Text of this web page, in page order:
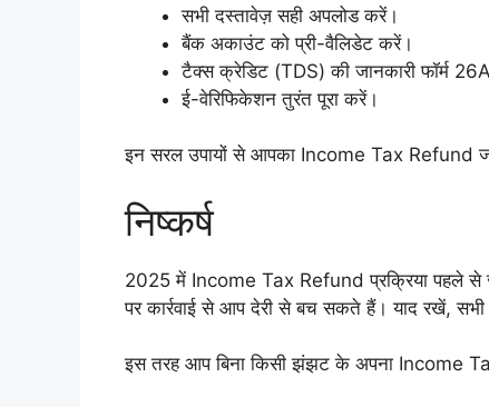
सभी दस्तावेज़ सही अपलोड करें।
बैंक अकाउंट को प्री-वैलिडेट करें।
टैक्स क्रेडिट (TDS) की जानकारी फॉर्म
ई-वेरिफिकेशन तुरंत पूरा करें।
इन सरल उपायों से आपका Income Tax Refund
निष्कर्ष
2025 में Income Tax Refund प्रक्रिया पहले से
पर कार्रवाई से आप देरी से बच सकते हैं। याद रखें,
इस तरह आप बिना किसी झंझट के अपना Income